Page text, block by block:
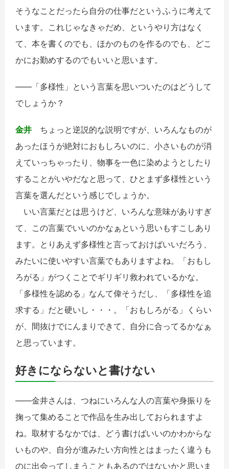
そうなことだったら自分の仕事だというふうに考えて
います。これじゃなきゃだめ、というやり方はなく
て、本を書くのでも、ほかのものを作るのでも、どこ
かにお勤めするのでもいいと思います。
――「多様性」という言葉を思いついたのはどうして
でしょうか？
金井 ちょっと逆説的な説明ですが、いろんなものが
あったほうが絶対におもしろいのに、小さいものが消
えていっちゃったり、物事を一色に染めようとしたり
することがいやだなと思って、ひとまず多様性という
言葉を選んだという感じでしょうか。
いい言葉だとは思うけど、いろんな意味がありすぎ
て、この言葉でいいのかなぁという思いもすこしあり
ます。とりあえず多様性と言っておけばいいだろう、
みたいに使いやすい言葉でもありますよね。「おもし
ろがる」がつくことでギリギリ救われているかな。
「多様性を認める」なんて偉そうだし、「多様性を追
求する」だと硬いし・・・。「おもしろがる」くらい
が、間抜けでにんまりできて、自分に合ってるかなぁ
と思っています。
好きにならないと書けない
――金井さんは、つねにいろんな人の言葉や身振りを
掬って集めることで作品を生み出しておられますよ
ね。取材するなかでは、どう書けばいいのかわからな
いものや、自分が進みたい方向性とはまったく違うも
のに出会ってしまうこともあるのではないかと思いま